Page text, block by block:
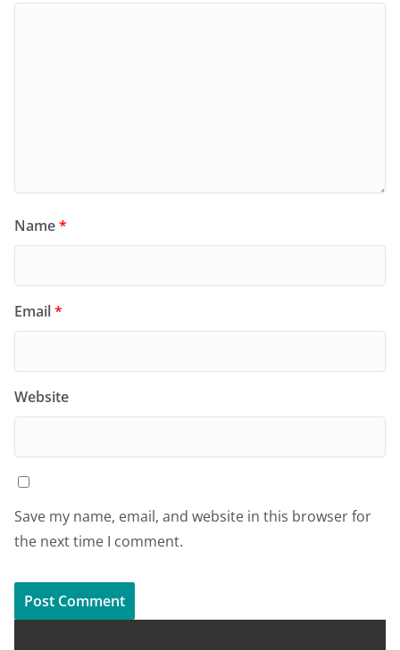
Name*
Email*
Website
Save my name, email, and website in this browser for
the next time I comment.